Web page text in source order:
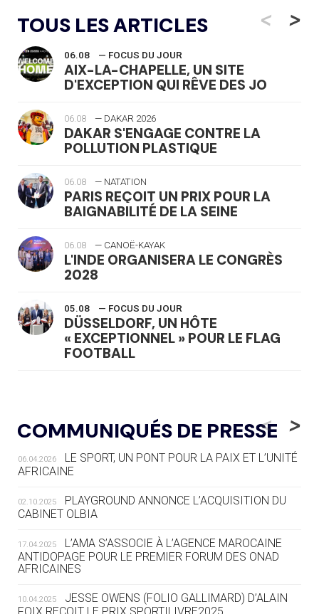
TOUS LES ARTICLES <
06.08 — FOCUS DU JOUR
AIX-LA-CHAPELLE, UN SITE
D'EXCEPTION QUI RÊVE DES JO
06.08 — DAKAR 2026
DAKAR S'ENGAGE CONTRE LA
POLLUTION PLASTIQUE
06.08 — NATATION
PARIS REÇOIT UN PRIX POUR LA
BAIGNABILITÉ DE LA SEINE
06.08 — CANOË-KAYAK
L'INDE ORGANISERA LE CONGRÈS
2028
05.08 — FOCUS DU JOUR
DÜSSELDORF, UN HÔTE
« EXCEPTIONNEL » POUR LE FLAG
FOOTBALL
LE RÊVE DE VOIR LA LUGE ALPINE
AUX JO « N'EST PAS FINI »
05.08 — TIR À L'ARC
DES MONDIAUX À BRISBANE SUR LA
ROUTE DES JO 2032
LE VILLAGE OLYMPIQUE DES ARAVIS
SE DESSINE
LE COJOP A TROUVÉ SON VILLAGE
>
COMMUNIQUÉS DE PRESSE
<
06.04.2026
LE SPORT, UN PONT POUR LA PAIX ET L’UNITÉ
AFRICAINE
02.10.2025
PLAYGROUND ANNONCE L’ACQUISITION DU
CABINET OLBIA
17.04.2025
L’AMA S’ASSOCIE À L’AGENCE MAROCAINE
ANTIDOPAGE POUR LE PREMIER FORUM DES ONAD
AFRICAINES
10.04.2025
JESSE OWENS (FOLIO GALLIMARD) D’ALAIN
>